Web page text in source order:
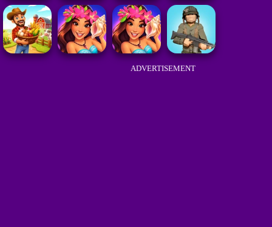
ADVERTISEMENT